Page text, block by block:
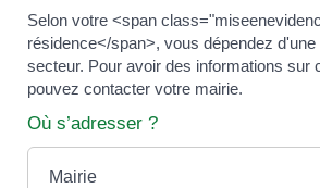
Selon votre <span
résidence</span>, vous dépendez d'une
secteur. Pour avoir des informations sur
pouvez contacter votre mairie.
Où s’adresser ?
Mairie